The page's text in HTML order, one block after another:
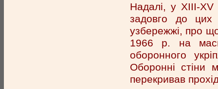
Надалі, у XIII-XV
задовго до цих
узбережжі, про
1966 р. на
оборонного
Оборонні
перекривав